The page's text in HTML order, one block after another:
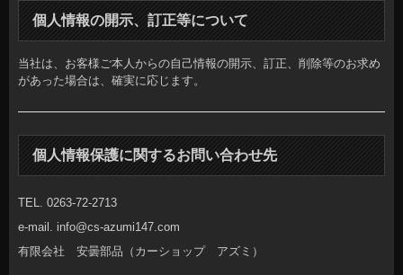
個人情報の開示、訂正等について
当社は、お客様ご本人からの自己情報の開示、訂正、削除等のお求め
があった場合は、確実に応じます。
個人情報保護に関するお問い合わせ先
TEL. 0263-72-2713
e-mail. info@cs-azumi147.com
有限会社 安曇部品（カーショップ アズミ）